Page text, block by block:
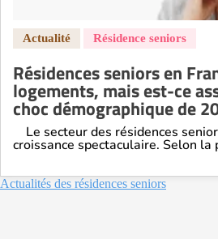
Residence service senior
Residence service senior Toulouse
Recherche par ville
Résidences seniors en
logements, mais est-ce
choc démographique de
Le secteur des résidences
croissance spectaculaire. Selon la
Actualités des résidences seniors